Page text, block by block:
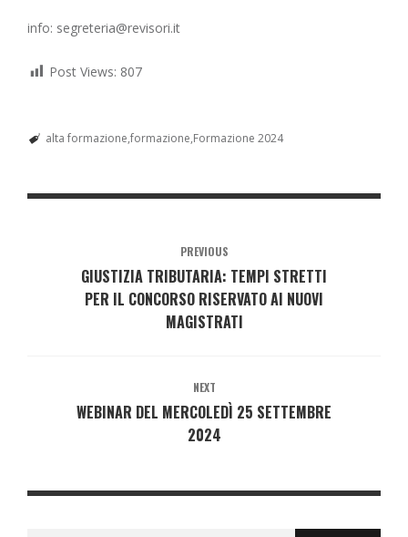
info: segreteria@revisori.it
Post Views: 807
alta formazione formazione Formazione 2024
PREVIOUS
GIUSTIZIA TRIBUTARIA: TEMPI STRETTI
PER IL CONCORSO RISERVATO AI NUOVI
MAGISTRATI
NEXT
WEBINAR DEL MERCOLEDÌ 25 SETTEMBRE
2024